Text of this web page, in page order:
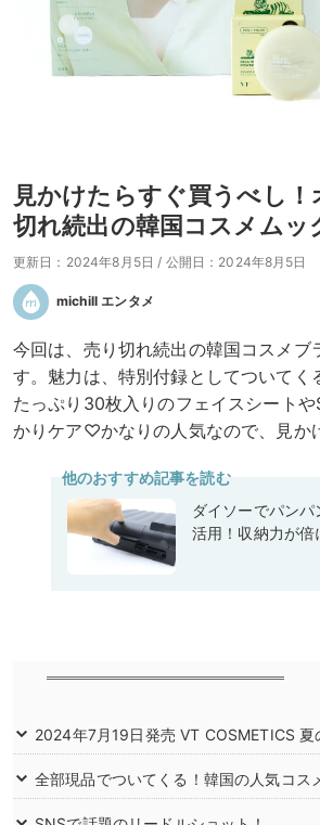
見かけたらすぐ買うべし
切れ続出の韓国コスメムッ
更新日：2024年8月5日 / 公開日：2024年8月5日
michill エンタメ
今回は、売り切れ続出の韓国コスメ
す。魅力は、特別付録としてついてく
たっぷり30枚入りのフェイスシート
かりケア♡かなりの人気なので、見か
他のおすすめ記事を読む
ダイソーでパン
活用！収納力が
2024年7月19日発売 VT COSMETICS
全部現品でついてくる！韓国の人気コス